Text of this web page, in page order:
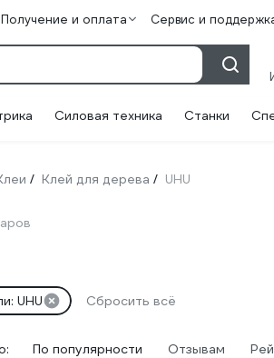
Получение и оплата Сервис и
Силовая техника Станки
/ Клей для дерева / UHU
UHU Сбросить всё
По популярности Отзывам